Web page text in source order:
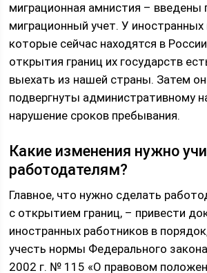
миграционная амнистия – введены
миграционный учет. У иностранных
которые сейчас находятся в
открытия границ их государств
выехать из нашей страны. Затем
подвергнуты административному
нарушение сроков пребывания.
Какие изменения нужно
работодателям?
Главное, что нужно сделать
с открытием границ, – привести
иностранных работников в
учесть нормы Федерального
2002 г. № 115 «О правовом